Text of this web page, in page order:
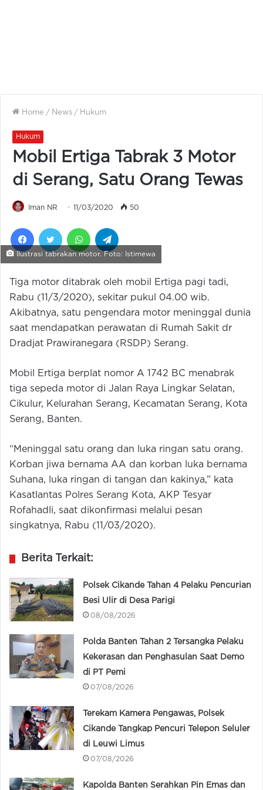
Home / News / Hukum
Hukum
Mobil Ertiga Tabrak 3 Motor
di Serang, Satu Orang Tewas
Iman NR 11/03/2020 50
FacebookTwitter WhatsApp
Ilustrasi tabrakan motor. Foto: Istimewa
Tiga motor ditabrak oleh mobil Ertiga pagi tadi,
Rabu (11/3/2020), sekitar pukul 04.00 wib.
Akibatnya, satu pengendara motor meninggal dunia
saat mendapatkan perawatan di Rumah Sakit dr
Dradjat Prawiranegara (RSDP) Serang.
Mobil Ertiga berplat nomor A 1742 BC menabrak
tiga sepeda motor di Jalan Raya Lingkar Selatan,
Cikulur, Kelurahan Serang, Kecamatan Serang, Kota
Serang, Banten.
“Meninggal satu orang dan luka ringan satu orang.
Korban jiwa bernama AA dan korban luka bernama
Suhana, luka ringan di tangan dan kakinya,” kata
Kasatlantas Polres Serang Kota, AKP Tesyar
Rofahadli, saat dikonfirmasi melalui pesan
singkatnya, Rabu (11/03/2020).
Berita Terkait:
Polsek Cikande Tahan 4 Pelaku Pencurian
Besi Ulir di Desa Parigi
08/08/2026
Polda Banten Tahan 2 Tersangka Pelaku
Kekerasan dan Penghasulan Saat Demo
di PT Pemi
07/08/2026
Terekam Kamera Pengawas, Polsek
Cikande Tangkap Pencuri Telepon Seluler
di Leuwi Limus
07/08/2026
Kapolda Banten Serahkan Pin Emas dan